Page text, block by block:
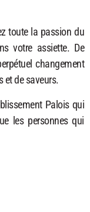
toute la passion du
votre assiette. De
changement
et de saveurs.
Palois qui
les personnes qui